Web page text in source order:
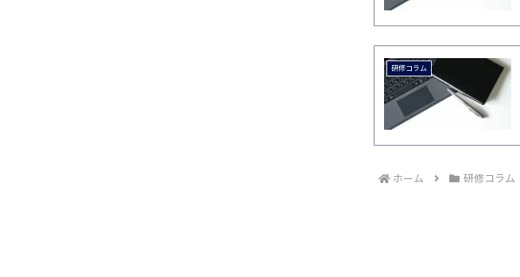
研修コラム
ホーム 研修コラム